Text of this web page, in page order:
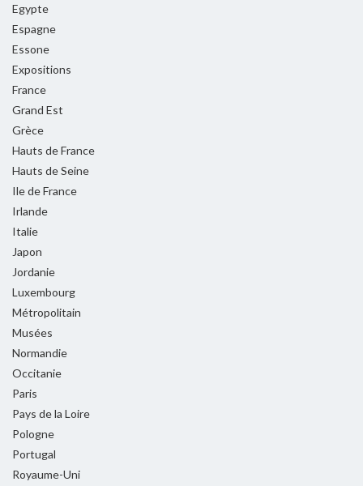
Egypte
Espagne
Essone
Expositions
France
Grand Est
Grèce
Hauts de France
Hauts de Seine
Ile de France
Irlande
Italie
Japon
Jordanie
Luxembourg
Métropolitain
Musées
Normandie
Occitanie
Paris
Pays de la Loire
Pologne
Portugal
Royaume-Uni